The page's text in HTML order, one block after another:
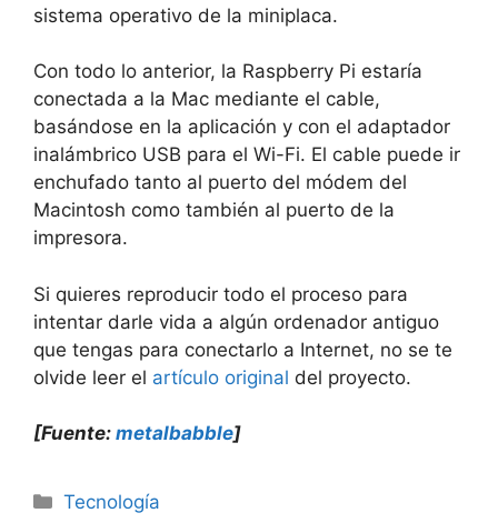
sistema operativo de la miniplaca.
Con todo lo anterior, la Raspberry Pi estaría
conectada a la Mac mediante el cable,
basándose en la aplicación y con el adaptador
inalámbrico USB para el Wi-Fi. El cable puede ir
enchufado tanto al puerto del módem del
Macintosh como también al puerto de la
impresora.
Si quieres reproducir todo el proceso para
intentar darle vida a algún ordenador antiguo
que tengas para conectarlo a Internet, no se te
olvide leer el artículo original del proyecto.
[Fuente: metalbabble]
Categorías
Tecnología